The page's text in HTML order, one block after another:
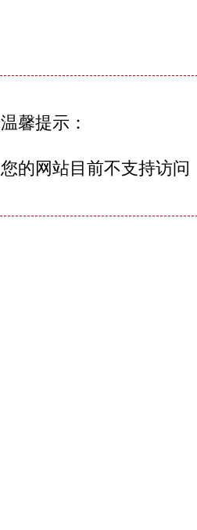
温馨提示：
您的网站目前不支持访